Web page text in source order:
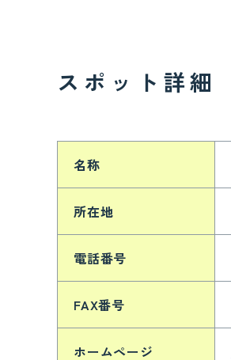
スポット詳細
名称
所在地
電話番号
FAX番号
ホームページ